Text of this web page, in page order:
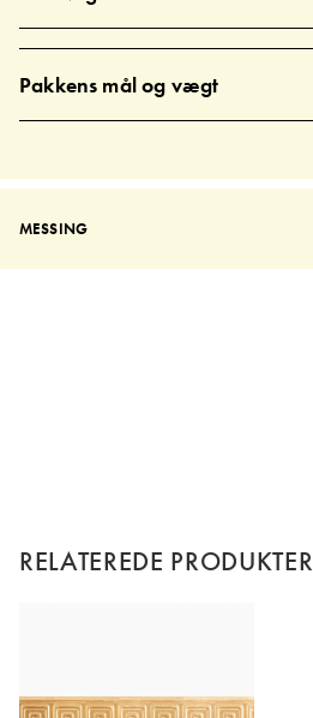
Pakkens mål og vægt
MESSING
RELATEREDE PRODUKTER